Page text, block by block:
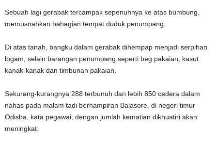
Sebuah lagi gerabak tercampak sepenuhnya ke atas bumbung,
memusnahkan bahagian tempat duduk penumpang.
Di atas tanah, bangku dalam gerabak dihempap menjadi serpihan
logam, selain barangan penumpang seperti beg pakaian, kasut
kanak-kanak dan timbunan pakaian.
Sekurang-kurangnya 288 terbunuh dan lebih 850 cedera dalam
nahas pada malam tadi berhampiran Balasore, di negeri timur
Odisha, kata pegawai, dengan jumlah kematian dikhuatiri akan
meningkat.